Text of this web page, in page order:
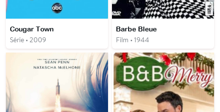
Cougar Town
Série • 2009
Barbe Bleue
Film • 1944